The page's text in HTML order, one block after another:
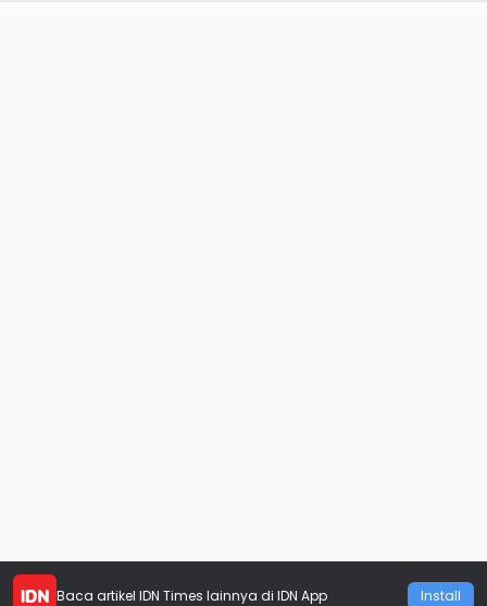
Baca artikel IDN Times lainnya di IDN App Install